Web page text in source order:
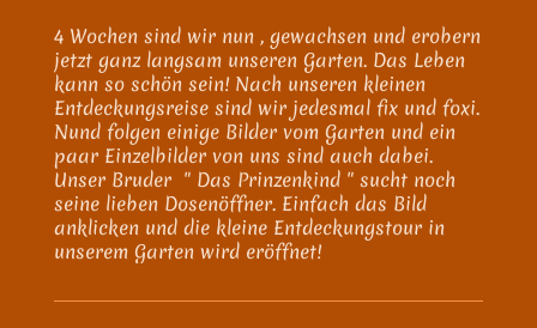
4 Wochen sind wir nun , gewachsen und erobern
jetzt ganz langsam unseren Garten. Das Leben
kann so schön sein! Nach unseren kleinen
Entdeckungsreise sind wir jedesmal fix und foxi.
Nund folgen einige Bilder vom Garten und ein
paar Einzelbilder von uns sind auch dabei.
Unser Bruder " Das Prinzenkind " sucht noch
seine lieben Dosenöffner. Einfach das Bild
anklicken und die kleine Entdeckungstour in
unserem Garten wird eröffnet!